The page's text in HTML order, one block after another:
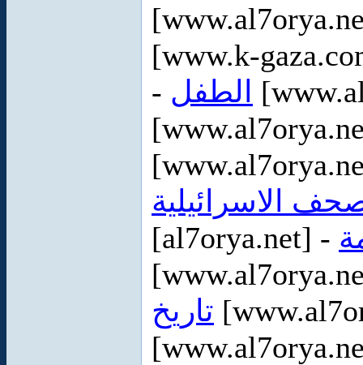
[www.k-
- الطفل
الاسرائيلية
[al7orya.net] -
تاريخ